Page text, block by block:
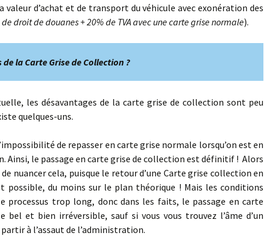
valeur d’achat et de transport du véhicule avec exonération des
droit de douanes + 20% de TVA avec une carte grise normale).
la Carte Grise de Collection ?
désavantages de la carte grise de collection sont peu
quelques-uns.
de repasser en carte grise normale lorsqu’on est en
Ainsi, le passage en carte grise de collection est définitif ! Alors
nuancer cela, puisque le retour d’une Carte grise collection en
possible, du moins sur le plan théorique ! Mais les conditions
processus trop long, donc dans les faits, le passage en carte
bel et bien irréversible, sauf si vous vous trouvez l’âme d’un
à l’assaut de l’administration.